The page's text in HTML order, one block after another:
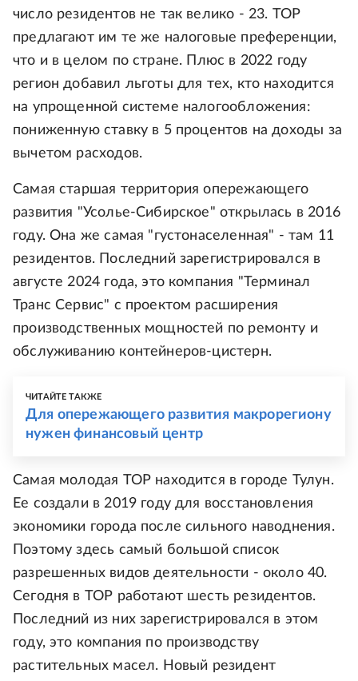
число резидентов не так велико - 23. ТОР
предлагают им те же налоговые преференции,
что и в целом по стране. Плюс в 2022 году
регион добавил льготы для тех, кто находится
на упрощенной системе налогообложения:
пониженную ставку в 5 процентов на доходы за
вычетом расходов.
Самая старшая территория опережающего
развития "Усолье-Сибирское" открылась в 2016
году. Она же самая "густонаселенная" - там 11
резидентов. Последний зарегистрировался в
августе 2024 года, это компания "Терминал
Транс Сервис" с проектом расширения
производственных мощностей по ремонту и
обслуживанию контейнеров-цистерн.
ЧИТАЙТЕ ТАКЖЕ
Для опережающего развития макрорегиону
нужен финансовый центр
Самая молодая ТОР находится в городе Тулун.
Ее создали в 2019 году для восстановления
экономики города после сильного наводнения.
Поэтому здесь самый большой список
разрешенных видов деятельности - около 40.
Сегодня в ТОР работают шесть резидентов.
Последний из них зарегистрировался в этом
году, это компания по производству
растительных масел. Новый резидент